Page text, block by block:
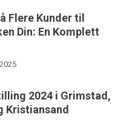
Flere Kunder til
Din: En Komplett
2024 i Grimstad,
Kristiansand